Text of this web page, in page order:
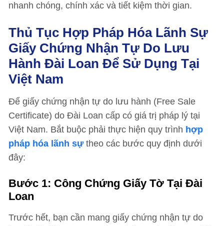
nhanh chóng, chính xác và tiết kiệm thời gian.
Thủ Tục Hợp Pháp Hóa Lãnh Sự
Giấy Chứng Nhận Tự Do Lưu
Hành Đài Loan Để Sử Dụng Tại
Việt Nam
Để giấy chứng nhận tự do lưu hành (Free Sale
Certificate) do Đài Loan cấp có giá trị pháp lý tại
Việt Nam. Bắt buộc phải thực hiện quy trình hợp
pháp hóa lãnh sự theo các bước quy định dưới
đây:
Bước 1: Công Chứng Giấy Tờ Tại Đài
Loan
Trước hết, bạn cần mang giấy chứng nhận tự do